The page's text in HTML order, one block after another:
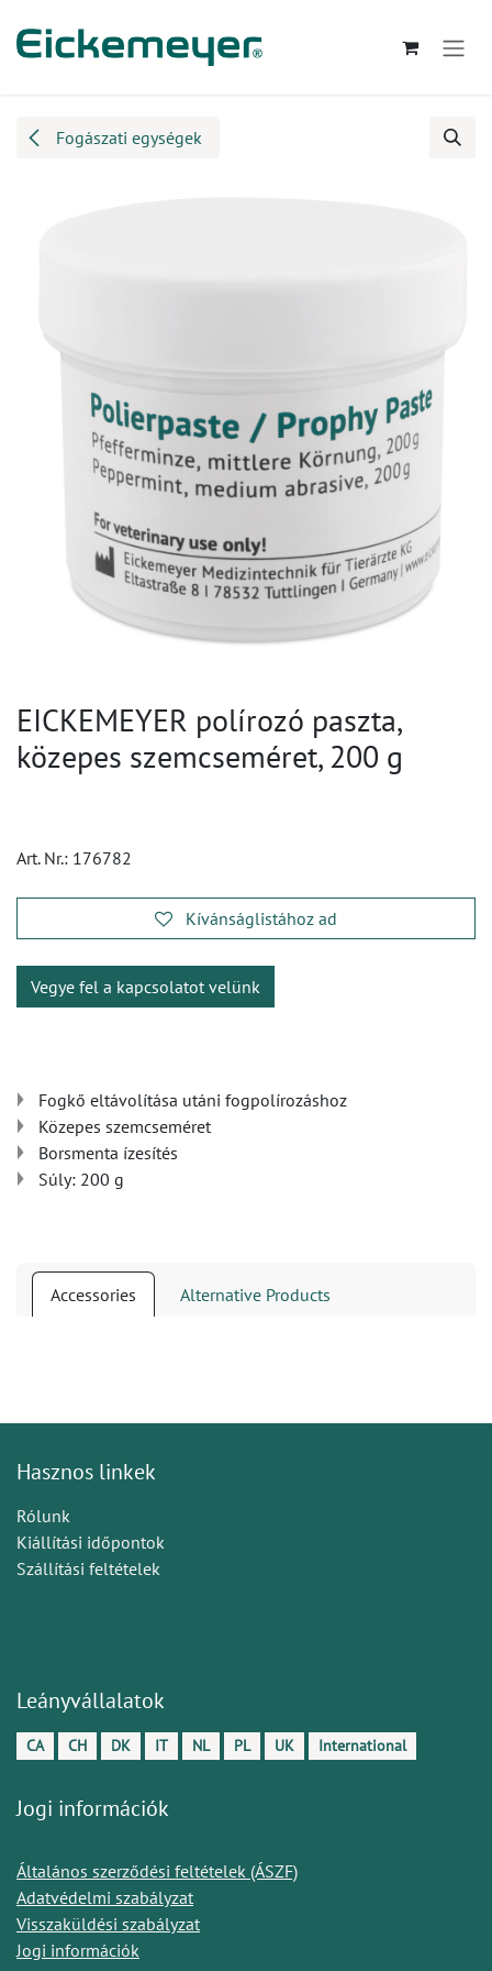
Fogászati egységek
EICKEMEYER polírozó paszta,
közepes szemcseméret, 200 g
Art. Nr.: 176782
Kívánságlistához ad
Vegye fel a kapcsolatot velünk
Fogkő eltávolítása utáni fogpolírozáshoz
Közepes szemcseméret
Borsmenta ízesítés
Súly: 200 g
Accessories Alternative Products
Hasznos linkek
Rólunk
Kiállítási időpontok
Szállítási feltételek
Leányvállalatok
CA CH DK IT NL PL UK International
Jogi információk
Általános szerződési feltételek (ÁSZF)
Adatvédelmi szabályzat
Visszaküldési szabályzat
Jogi információk